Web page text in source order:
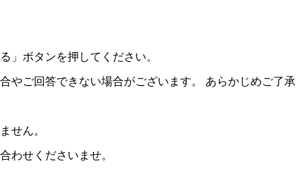
」ボタンを押してください。
やご回答できない場合がございます。 あらかじめご了承
せん。
わせくださいませ。